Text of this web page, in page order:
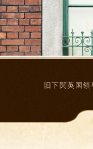
旧下関英国